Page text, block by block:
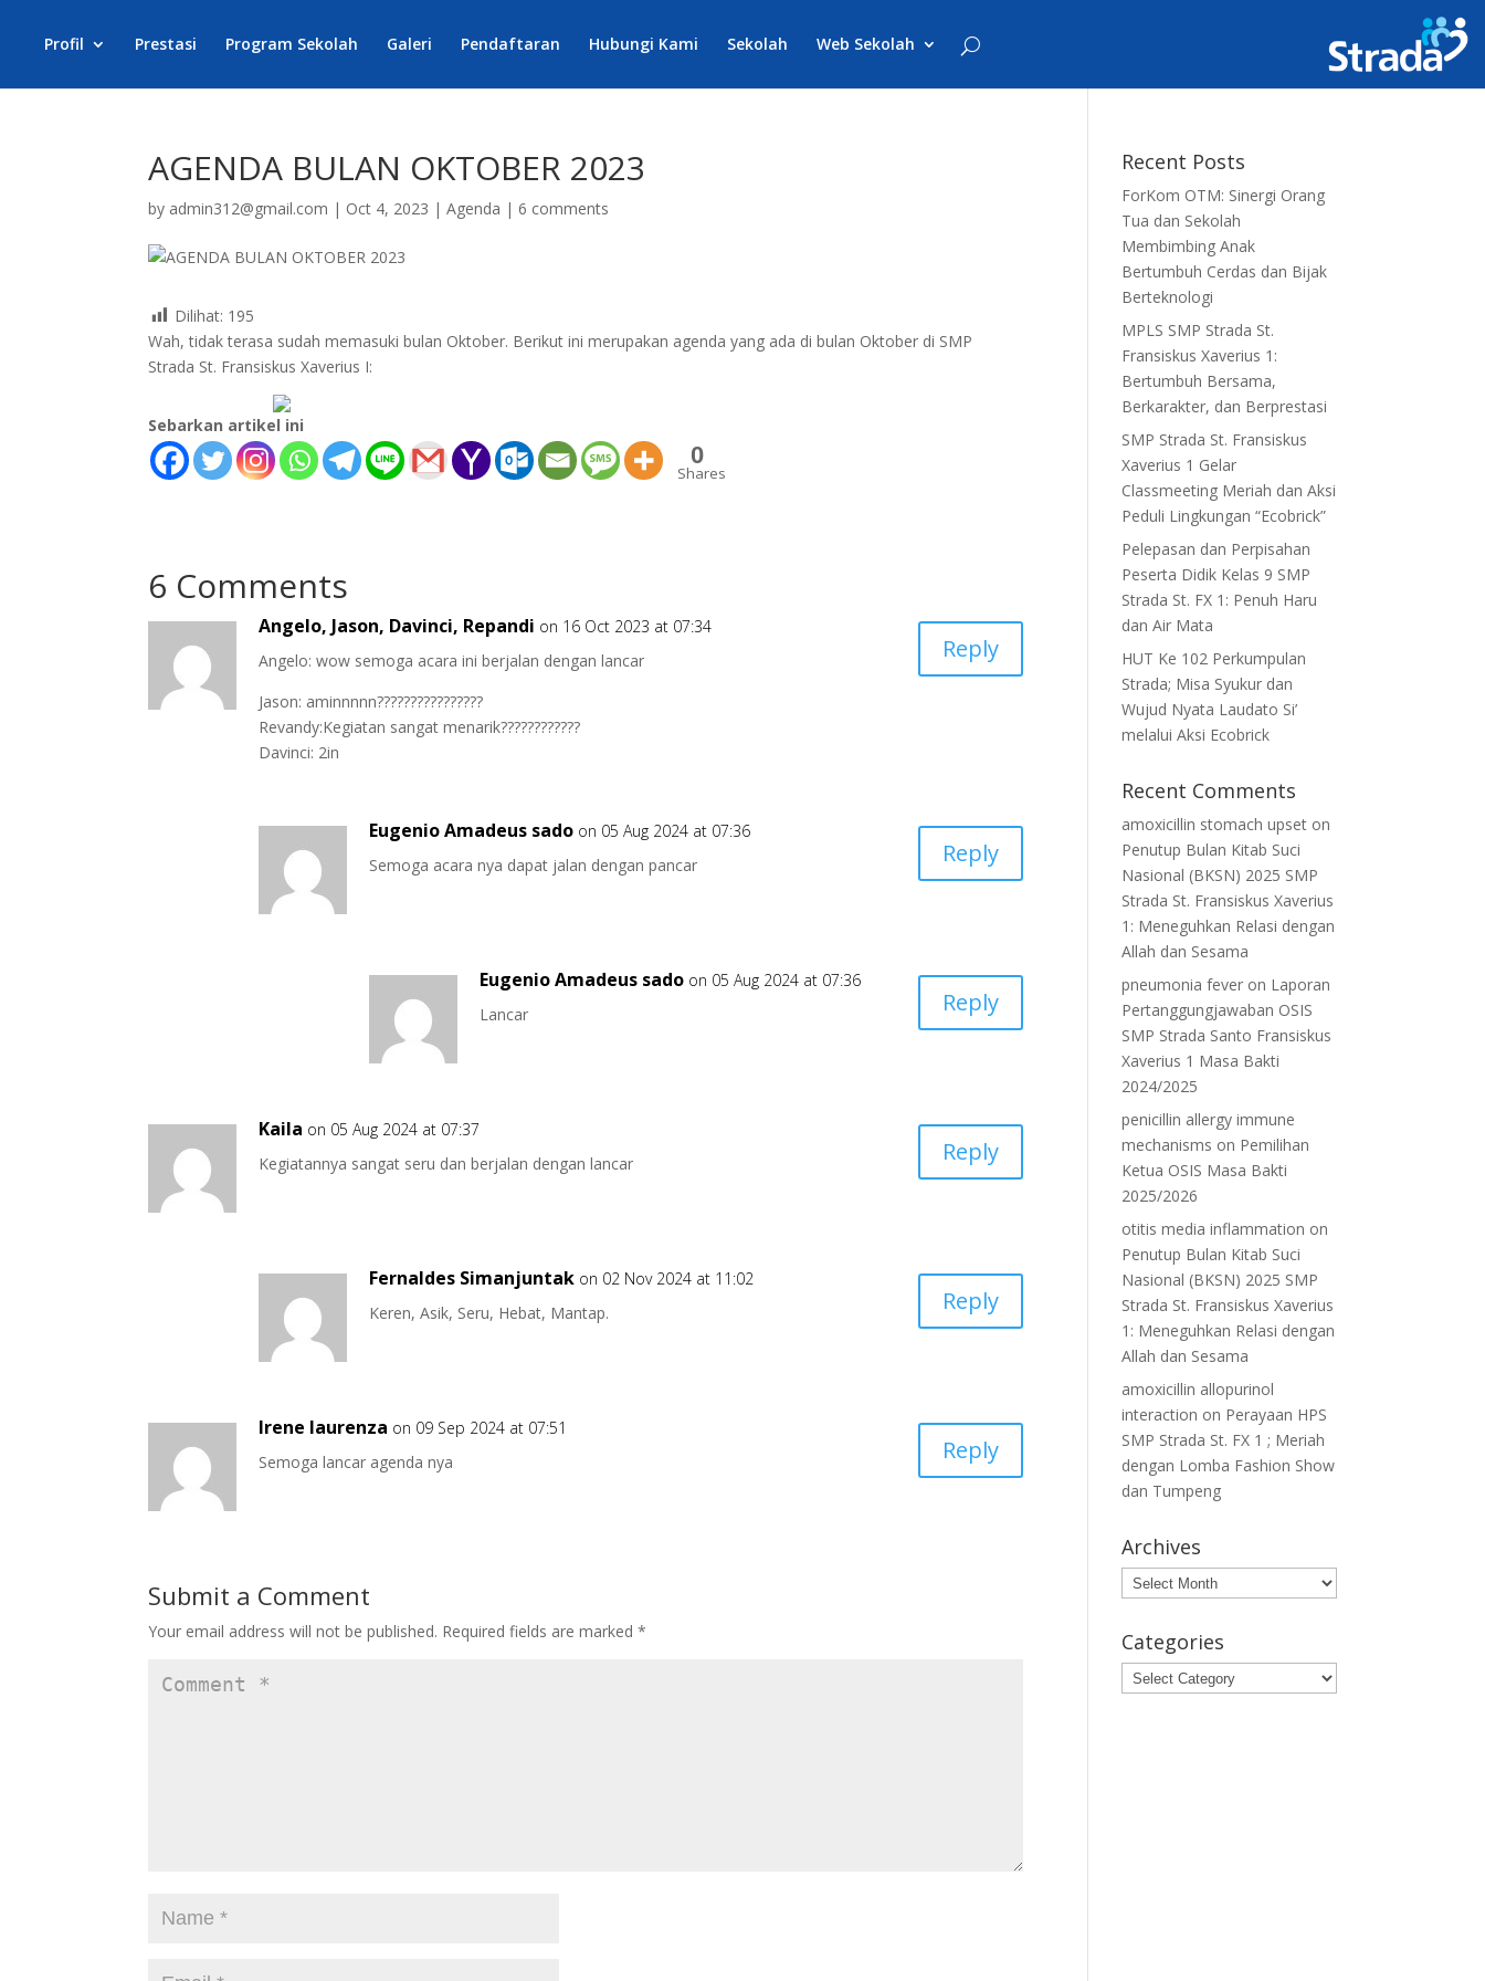
Profil Prestasi Program Sekolah Galeri Pendaftaran Hubungi Kami Sekolah Web Sekolah
AGENDA BULAN OKTOBER 2023
by admin312@gmail.com | Oct 4, 2023 |Agenda |6 comments
Dilihat: 195
Wah, tidak terasa sudah memasuki bulan Oktober. Berikut ini merupakan agenda yang ada di bulan Oktober di SMP
Strada St. Fransiskus Xaverius I:
Sebarkan artikel ini
0
Shares
6 Comments
Angelo, Jason, Davinci, Repandi on 16 Oct 2023 at 07:34
Angelo: wow semoga acara ini berjalan dengan lancar
Jason: aminnnnn????????????????
Revandy:Kegiatan sangat menarik????????????
Davinci: 2in
Reply
Eugenio Amadeus sado on 05 Aug 2024 at 07:36
Semoga acara nya dapat jalan dengan pancar
Reply
Eugenio Amadeus sado on 05 Aug 2024 at 07:36
Lancar
Reply
Kaila on 05 Aug 2024 at 07:37
Kegiatannya sangat seru dan berjalan dengan lancar
Reply
Fernaldes Simanjuntak on 02 Nov 2024 at 11:02
Keren, Asik, Seru, Hebat, Mantap.
Reply
Irene laurenza on 09 Sep 2024 at 07:51
Semoga lancar agenda nya
Reply
Submit a Comment
Your email address will not be published. Required fields are marked*
Recent Posts
ForKom OTM: Sinergi Orang
Tua dan Sekolah
Membimbing Anak
Bertumbuh Cerdas dan Bijak
Berteknologi
MPLS SMP Strada St.
Fransiskus Xaverius 1:
Bertumbuh Bersama,
Berkarakter, dan Berprestasi
SMP Strada St. Fransiskus
Xaverius 1 Gelar
Classmeeting Meriah dan Aksi
Peduli Lingkungan “Ecobrick”
Pelepasan dan Perpisahan
Peserta Didik Kelas 9 SMP
Strada St. FX 1: Penuh Haru
dan Air Mata
HUT Ke 102 Perkumpulan
Strada; Misa Syukur dan
Wujud Nyata Laudato Si’
melalui Aksi Ecobrick
Recent Comments
amoxicillin stomach upset on
Penutup Bulan Kitab Suci
Nasional (BKSN) 2025 SMP
Strada St. Fransiskus Xaverius
1: Meneguhkan Relasi dengan
Allah dan Sesama
pneumonia fever on Laporan
Pertanggungjawaban OSIS
SMP Strada Santo Fransiskus
Xaverius 1 Masa Bakti
2024/2025
penicillin allergy immune
mechanisms on Pemilihan
Ketua OSIS Masa Bakti
2025/2026
otitis media inflammation on
Penutup Bulan Kitab Suci
Nasional (BKSN) 2025 SMP
Strada St. Fransiskus Xaverius
1: Meneguhkan Relasi dengan
Allah dan Sesama
amoxicillin allopurinol
interaction on Perayaan HPS
SMP Strada St. FX 1 ; Meriah
dengan Lomba Fashion Show
dan Tumpeng
Archives
Archives
Categories
Categories